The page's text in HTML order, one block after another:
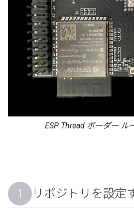
ESP Thread ボーダー ル
リポジトリを設定